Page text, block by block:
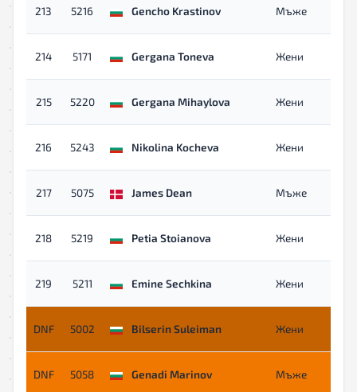
213 5216 Gencho Krastinov Мъже
214 5171 Gergana Toneva Жени
215 5220 Gergana Mihaylova Жени
216 5243 Nikolina Kocheva Жени
217 5075 James Dean Мъже
218 5219 Petia Stoianova Жени
219 5211 Emine Sechkina Жени
DNF 5002 Bilserin Suleiman Жени
DNF 5058 Genadi Marinov Мъже